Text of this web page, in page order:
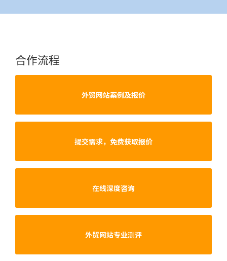
合作流程
外贸网站案例及报价
提交需求，免费获取报价
在线深度咨询
外贸网站专业测评